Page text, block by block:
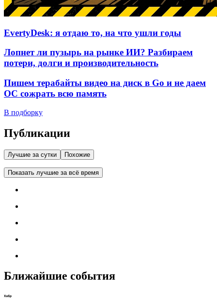
EvertyDesk: я отдаю то, на что ушли годы
Лопнет ли пузырь на рынке ИИ? Разбираем
потери, долги и производительность
Пишем терабайты видео на диск в Go и не даем
ОС сожрать всю память
В подборку
Публикации
Лучшие за сутки Похожие
Показать лучшие за всё время
Ближайшие события